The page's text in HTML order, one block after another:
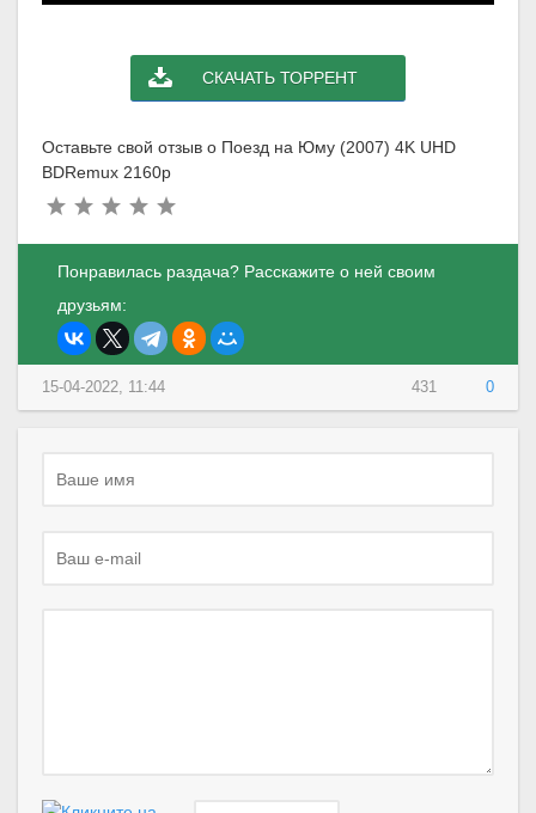
СКАЧАТЬ ТОРРЕНТ
Оставьте свой отзыв о Поезд на Юму (2007) 4K UHD
BDRemux 2160p
Понравилась раздача? Расскажите о ней своим
друзьям:
431 0
15-04-2022, 11:44